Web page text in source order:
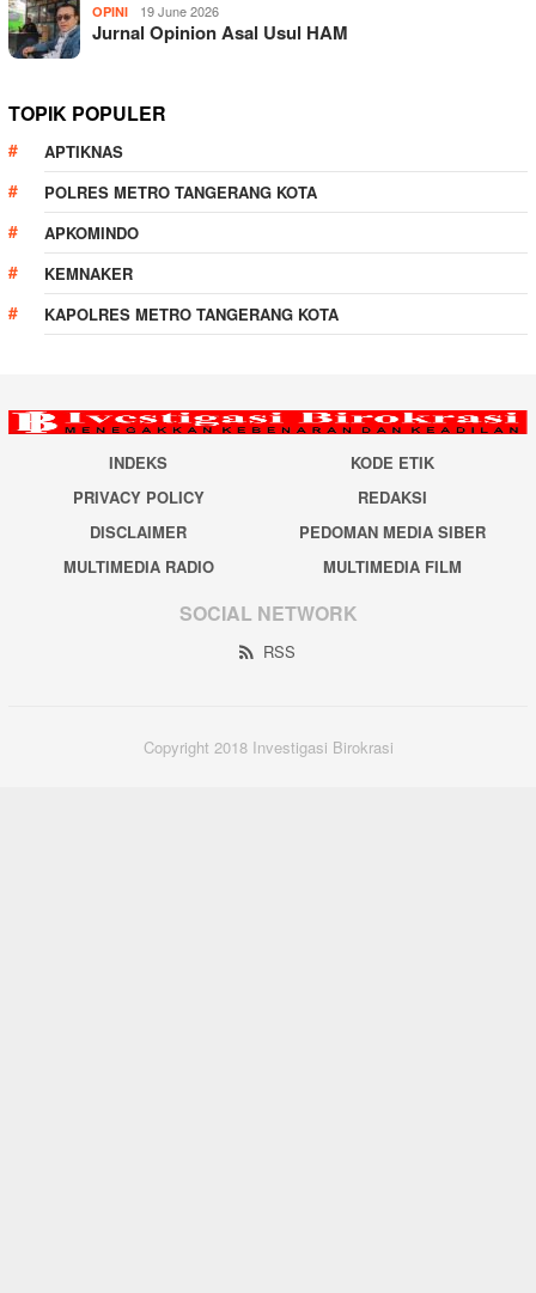
OPINI 19 June 2026
Jurnal Opinion Asal Usul HAM
TOPIK POPULER
APTIKNAS
POLRES METRO TANGERANG KOTA
APKOMINDO
KEMNAKER
KAPOLRES METRO TANGERANG KOTA
INDEKS
KODE ETIK
PRIVACY POLICY
REDAKSI
DISCLAIMER
PEDOMAN MEDIA SIBER
MULTIMEDIA RADIO
MULTIMEDIA FILM
SOCIAL NETWORK
RSS
Copyright 2018 Investigasi Birokrasi